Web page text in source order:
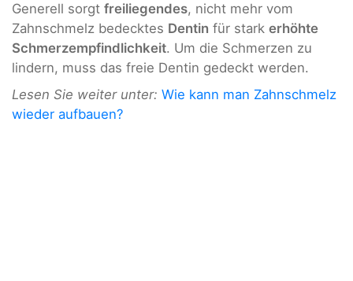
Generell sorgt freiliegendes, nicht mehr vom
Zahnschmelz bedecktes Dentin für stark erhöhte
Schmerzempfindlichkeit. Um die Schmerzen zu
lindern, muss das freie Dentin gedeckt werden.
Lesen Sie weiter unter: Wie kann man Zahnschmelz
wieder aufbauen?